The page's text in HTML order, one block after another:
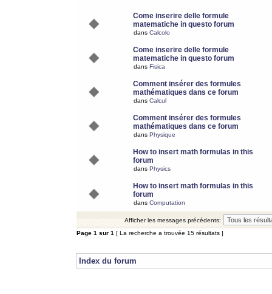
Come inserire delle formule
matematiche in questo forum
dans Calcolo
Come inserire delle formule
matematiche in questo forum
dans Fisica
Comment insérer des formules
mathématiques dans ce forum
dans Calcul
Comment insérer des formules
mathématiques dans ce forum
dans Physique
How to insert math formulas in this
forum
dans Physics
How to insert math formulas in this
forum
dans Computation
Afficher les messages précédents:
Page 1 sur 1 [ La recherche a trouvée 15 résultats ]
Index du forum